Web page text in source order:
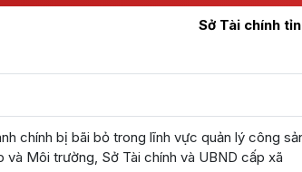
Sở Tài chính tỉnh
chính bị bãi bỏ trong lĩnh vực quản lý công
Môi trường, Sở Tài chính và UBND cấp xã